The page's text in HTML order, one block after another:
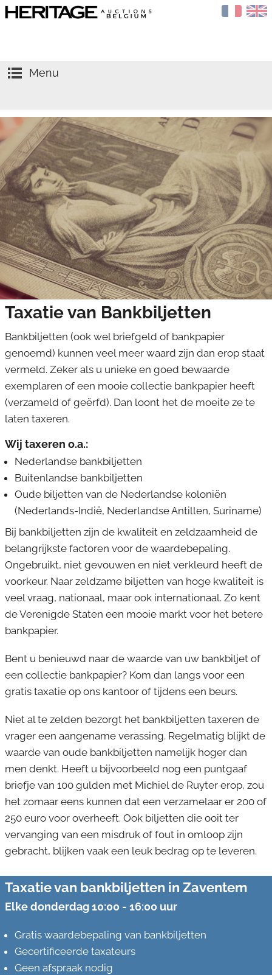
Menu
VEILINGEN
Verkopen
Kopen
AGENDA
TAXATIES
Goud
Zilver
Munten
Penningen
Bankbiljetten
Kunst & curiosa
Sieraden & juwelen
Militaria
Postzegels
Ansichtkaarten
Collectibles
NIEUWS
OVER ONS
CONTACT
NGC
Taxatie van Bankbiljetten
Bankbiljetten (ook wel briefgeld of bankpapier
genoemd) kunnen veel meer waard zijn dan erop staat
vermeld. Zeker als u unieke en goed bewaarde
exemplaren of een mooie collectie bankpapier heeft
(verzameld of geërfd). Dan loont het de moeite ze te
laten taxeren.
Wij taxeren o.a.:
Nederlandse bankbiljetten
Buitenlandse bankbiljetten
Oude biljetten van de Nederlandse koloniën
(Nederlands-Indië, Nederlandse Antillen, Suriname)
Bij bankbiljetten zijn de kwaliteit en zeldzaamheid de
belangrijkste factoren voor de waardebepaling.
Ongebruikt, niet gevouwen en niet verkleurd heeft de
voorkeur. Naar zeldzame biljetten van hoge kwaliteit is
veel vraag, nationaal, maar ook internationaal. Zo kent
de Verenigde Staten een mooie markt voor het betere
bankpapier.
Bent u benieuwd naar de waarde van uw bankbiljet of
een collectie bankpapier? Kom dan langs voor een
gratis taxatie op ons kantoor of tijdens een beurs.
Niet al te zelden bezorgt het bankbiljetten taxeren de
vrager een aangename verassing. Regelmatig blijkt de
waarde van oude bankbiljetten namelijk hoger dan
men denkt. Heeft u bijvoorbeeld nog een puntgaaf
briefje van 100 gulden met Michiel de Ruyter erop, zou
het zomaar eens kunnen dat een verzamelaar er 200 of
250 euro voor overheeft. Ook biljetten die ooit ter
vervanging van een misdruk of fout in omloop zijn
gebracht, blijken vaak een leuk bedrag op te leveren.
Taxatie van bankbiljetten in Zaventem
Elke donderdag 10:00 - 16:00 uur
Gratis waardebepaling van bankbiljetten
Gecertificeerde taxateurs
Geen afspraak nodig